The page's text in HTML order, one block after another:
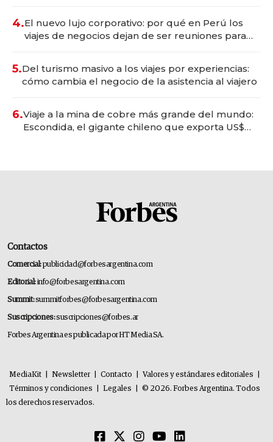
4.El nuevo lujo corporativo: por qué en Perú los
viajes de negocios dejan de ser reuniones para
5.Del turismo masivo a los viajes por experiencias:
cómo cambia el negocio de la asistencia al viajero
6.Viaje a la mina de cobre más grande del mundo:
Escondida, el gigante chileno que exporta US$
Contactos
Comercial:publicidad@forbesargentina.com
Editorial:info@forbesargentina.com
Summit:summitforbes@forbesargentina.com
Suscripciones:suscripciones@forbes.ar
Forbes Argentina es publicada por HT Media SA.
MediaKit Newsletter Contacto Valores y estándares editoriales
Términos y condiciones
Legales
© 2026. Forbes Argentina. Todos
los derechos reservados.